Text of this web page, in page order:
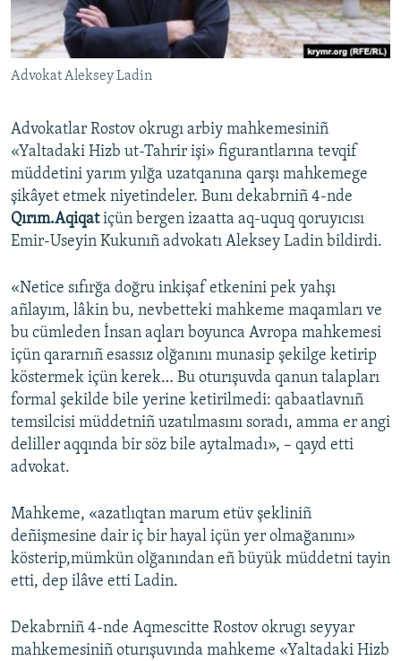
QOŞULIÑIZ!
Advokat Aleksey Ladin
Advokatlar Rostov okrugı arbiy mahkemesiniñ
«Yaltadaki Hizb ut-Tahrir işi» figurantlarına tevqif
müddetini yarım yılğa uzatqanına qarşı mahkemege
şikâyet etmek niyetindeler. Bunı dekabrniñ 4-nde
Qırım.Aqiqatiçün bergen izaatta aq-uquq qoruyıcısı
Emir-Useyin Kukunıñ advokatı Aleksey Ladin bildirdi.
«Netice sıfırğa doğru inkişaf etkenini pek yahşı
añlayım, lâkin bu, nevbetteki mahkeme maqamları ve
bu cümleden İnsan aqları boyunca Avropa mahkemesi
içün qararnıñ esassız olğanını munasip şekilge ketirip
köstermek içün kerek… Bu oturışuvda qanun talapları
formal şekilde bile yerine ketirilmedi: qabaatlavnıñ
temsilcisi müddetniñ uzatılmasını soradı, amma er angi
deliller aqqında bir söz bile aytalmadı», – qayd etti
advokat.
Mahkeme, «azatlıqtan marum etüv şekliniñ
deñişmesine dair iç bir hayal içün yer olmağanını»
kösterip,mümkün olğanından eñ büyük müddetni tayin
etti, dep ilâve etti Ladin.
Dekabrniñ 4-nde Aqmescitte Rostov okrugı seyyar
mahkemesiniñ oturışuvında mahkeme «Yaltadaki Hizb